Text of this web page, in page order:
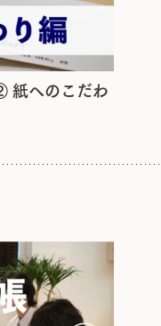
紙へのこだわ